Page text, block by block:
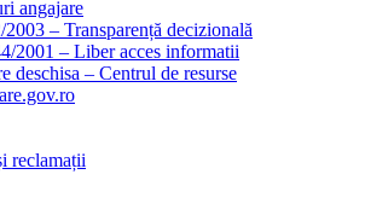
angajare
2003 – Transparență decizională
2001 – Liber acces informatii
deschisa – Centrul de resurse
reclamații